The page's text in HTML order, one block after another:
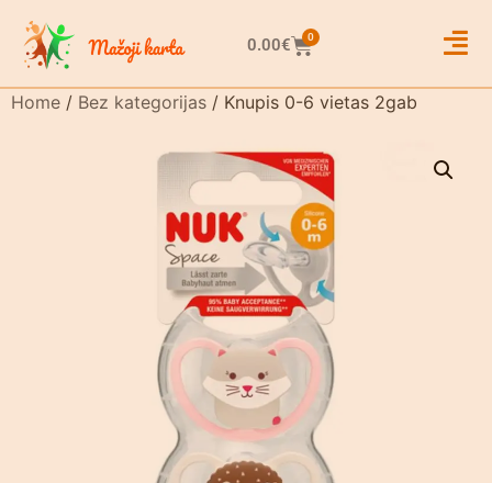
0.00€ 0
Home / Bez kategorijas / Knupis 0-6 vietas 2gab